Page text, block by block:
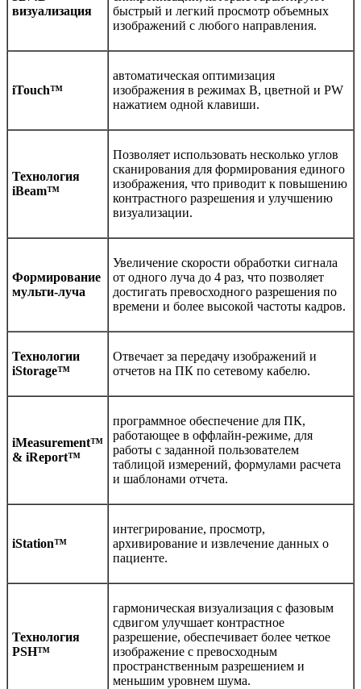
визуализация
быстрый и легкий просмотр объемных
изображений с любого направления.
iTouch™
автоматическая оптимизация
изображения в режимах В, цветной и PW
нажатием одной клавиши.
Технология
iBeam™
Позволяет использовать несколько углов
сканирования для формирования единого
изображения, что приводит к повышению
контрастного разрешения и улучшению
визуализации.
Формирование
мульти-луча
Увеличение скорости обработки сигнала
от одного луча до 4 раз, что позволяет
достигать превосходного разрешения по
времени и более высокой частоты кадров.
Технологии
iStorage™
Отвечает за передачу изображений и
отчетов на ПК по сетевому кабелю.
iMeasurement™
& iReport™
программное обеспечение для ПК,
работающее в оффлайн-режиме, для
работы с заданной пользователем
таблицой измерений, формулами расчета
и шаблонами отчета.
iStation™
интегрирование, просмотр,
архивирование и извлечение данных о
пациенте.
Технология
PSH™
гармоническая визуализация с фазовым
сдвигом улучшает контрастное
разрешение, обеспечивает более четкое
изображение с превосходным
пространственным разрешением и
меньшим уровнем шума.